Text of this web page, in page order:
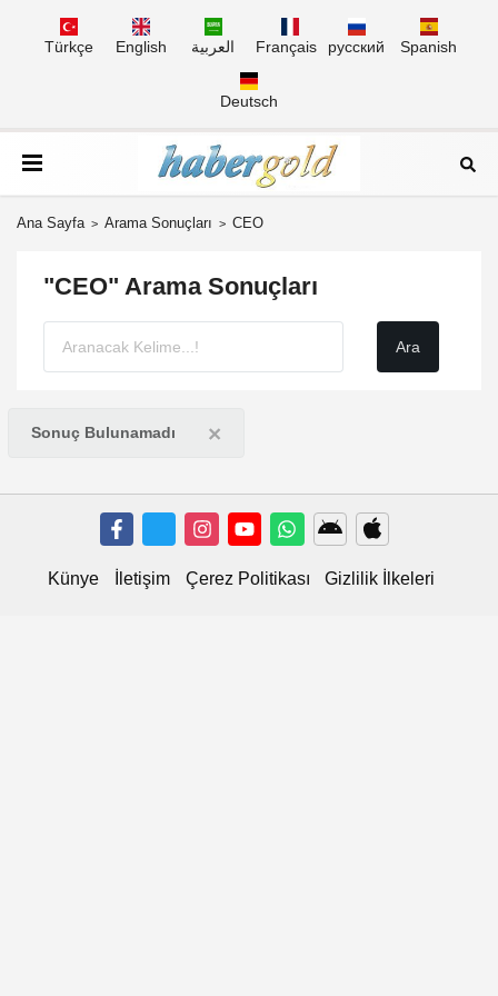
Türkçe English العربية Français русский Spanish
Deutsch
Ana Sayfa Arama Sonuçları CEO
"CEO" Arama Sonuçları
Sonuç Bulunamadı ×
Künye İletişim Çerez Politikası Gizlilik İlkeleri